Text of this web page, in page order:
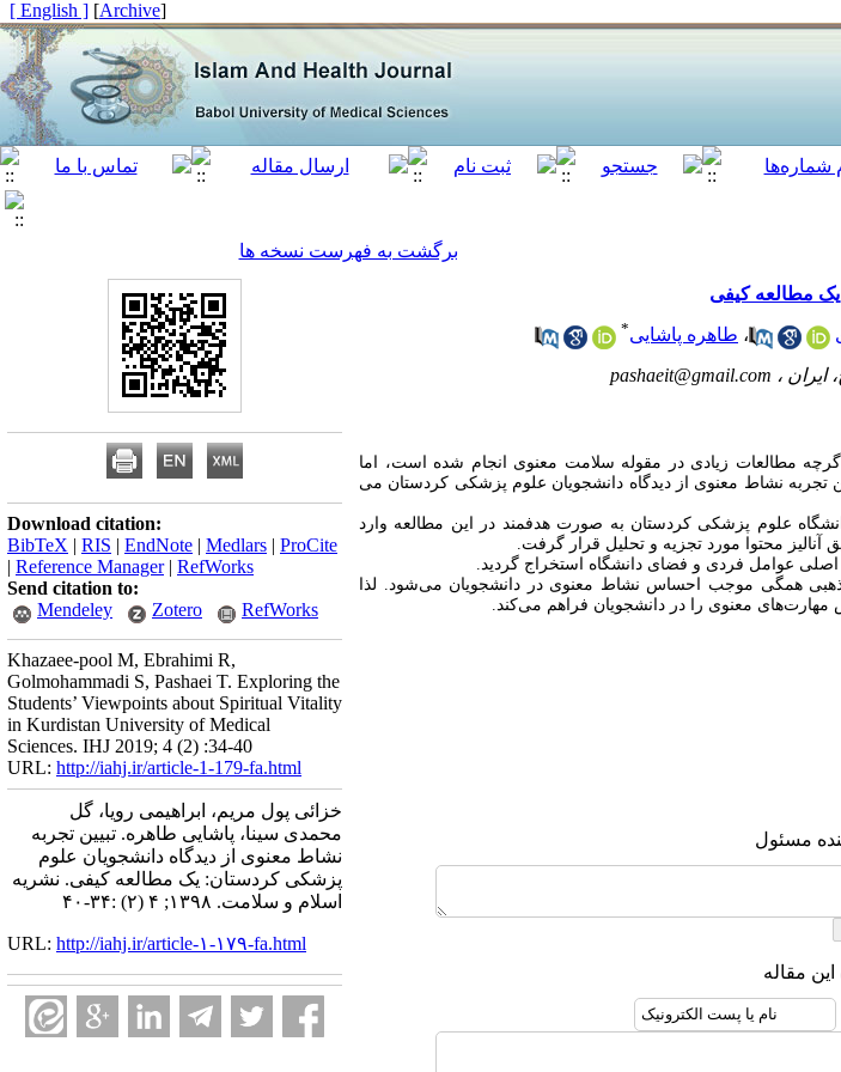
[
Archive
]
[ English ]
برگشت به فهرست نسخه ها
یک مطالعه کیفی
، طاهره پاشایی*
، pashaeit@gmail.com
مطالعات زیادی در مقوله سلامت معنوی انجام شده است، اما
نشاط معنوی از دیدگاه دانشجویان علوم پزشکی کردستان می­‌
۳۶ نفر از دانشجویان دانشگاه علوم پزشکی کردستان به صورت هدفمند در این مطالعه وارد
محتوا مورد تجزیه و تحلیل قرار گرفت.
عوامل فردی و فضای دانشگاه استخراج گردید.
همگی موجب احساس نشاط معنوی در دانشجویان می‌­شود. لذا
مهارت‌­های معنوی را در دانشجویان فراهم می­‌کند.
مسئول
مقاله
Download citation:
BibTeX | RIS | EndNote | Medlars | ProCite
| Reference Manager| RefWorks
Send citation to:
Mendeley
Zotero RefWorks
Khazaee-pool M, Ebrahimi R,
Golmohammadi S, Pashaei T. Exploring the
Students’ Viewpoints about Spiritual Vitality
in Kurdistan University of Medical
Sciences. IHJ 2019; 4 (2) :34-40
URL: http://iahj.ir/article-1-179-fa.html
خزائی پول مریم، ابراهیمی رویا، گل
محمدی سینا، پاشایی طاهره. تبیین تجربه
نشاط معنوی از دیدگاه دانشجویان علوم
پزشکی کردستان: یک مطالعه کیفی. نشریه
اسلام و سلامت. ۱۳۹۸; ۴ (۲) :۳۴-۴۰
URL: http://iahj.ir/article-۱-۱۷۹-fa.html